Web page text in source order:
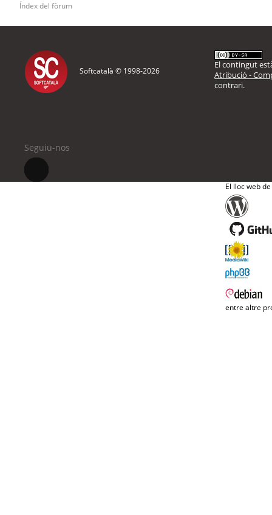
Índex del fòrum
Softcatalà © 1998-2026
El contingut
Atribució -
contrari.
Seguiu-nos
El lloc web
entre altre